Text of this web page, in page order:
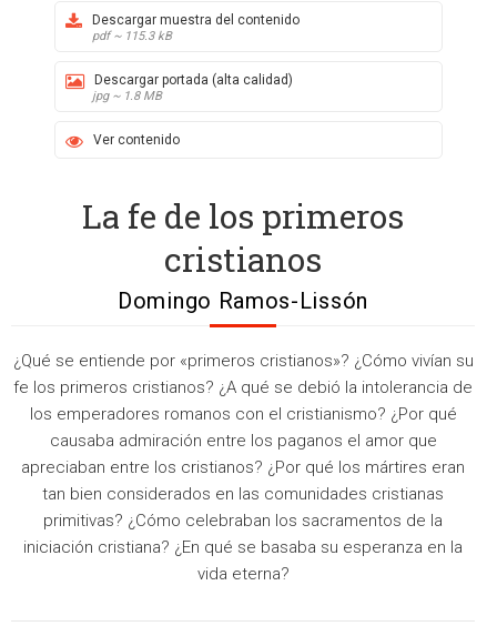
Descargar muestra del contenido
pdf ~ 115.3 kB
Descargar portada (alta calidad)
jpg ~ 1.8 MB
Ver contenido
La fe de los primeros
cristianos
Domingo Ramos-Lissón
¿Qué se entiende por «primeros cristianos»? ¿Cómo vivían su
fe los primeros cristianos? ¿A qué se debió la intolerancia de
los emperadores romanos con el cristianismo? ¿Por qué
causaba admiración entre los paganos el amor que
apreciaban entre los cristianos? ¿Por qué los mártires eran
tan bien considerados en las comunidades cristianas
primitivas? ¿Cómo celebraban los sacramentos de la
iniciación cristiana? ¿En qué se basaba su esperanza en la
vida eterna?